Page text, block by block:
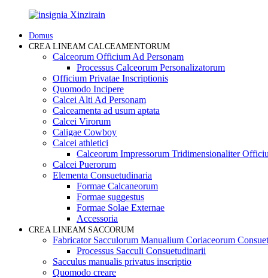
Domus
CREA LINEAM CALCEAMENTORUM
Calceorum Officium Ad Personam
Processus Calceorum Personalizatorum
Officium Privatae Inscriptionis
Quomodo Incipere
Calcei Alti Ad Personam
Calceamenta ad usum aptata
Calcei Virorum
Caligae Cowboy
Calcei athletici
Calceorum Impressorum Tridimensionaliter
Calcei Puerorum
Elementa Consuetudinaria
Formae Calcaneorum
Formae suggestus
Formae Solae Externae
Accessoria
CREA LINEAM SACCORUM
Fabricator Sacculorum Manualium Coriaceorum
Processus Sacculi Consuetudinarii
Sacculus manualis privatus inscriptio
Quomodo creare